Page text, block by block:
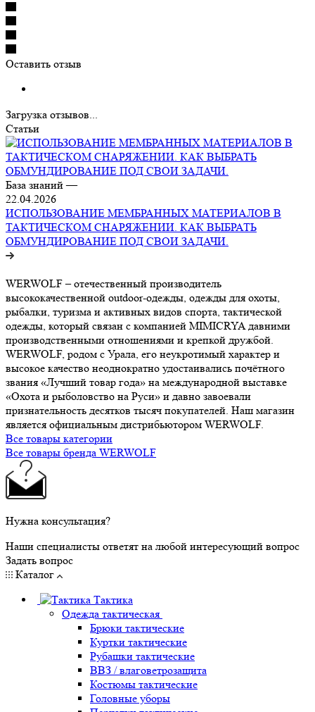
Оставить отзыв
Загрузка отзывов...
Статьи
База знаний—
22.04.2026
ИСПОЛЬЗОВАНИЕ МЕМБРАННЫХ МАТЕРИАЛОВ В
ТАКТИЧЕСКОМ СНАРЯЖЕНИИ. КАК ВЫБРАТЬ
ОБМУНДИРОВАНИЕ ПОД СВОИ ЗАДАЧИ.
WERWOLF – отечественный производитель
высококачественной outdoor-одежды, одежды для охоты,
рыбалки, туризма и активных видов спорта, тактической
одежды, который связан с компанией MIMICRYA давними
производственными отношениями и крепкой дружбой.
WERWOLF, родом с Урала, его неукротимый характер и
высокое качество неоднократно удостаивались почётного
звания «Лучший товар года» на международной выставке
«Охота и рыболовство на Руси» и давно завоевали
признательность десятков тысяч покупателей. Наш магазин
является официальным дистрибьютором WERWOLF.
Все товары категории
Все товары бренда WERWOLF
Нужна консультация?
Наши специалисты ответят на любой интересующий вопрос
Задать вопрос
Каталог
Тактика
Одежда тактическая
Брюки тактические
Куртки тактические
Рубашки тактические
ВВЗ / влаговетрозащита
Костюмы тактические
Головные уборы